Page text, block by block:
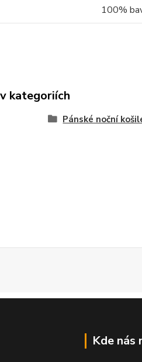
100%
kategoriích
Pánské noční
Kde nás